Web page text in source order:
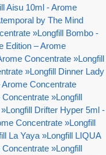
Aisu 10ml - Arome
by The Mind
»Longfill Bombo -
Edition – Arome
Concentrate »Longfill
»Longfill Dinner Lady
Concentrate
Concentrate »Longfill
»Longfill Drifter Hyper 5ml -
Concentrate »Longfill
La Yaya »Longfill LIQUA
Concentrate »Longfill